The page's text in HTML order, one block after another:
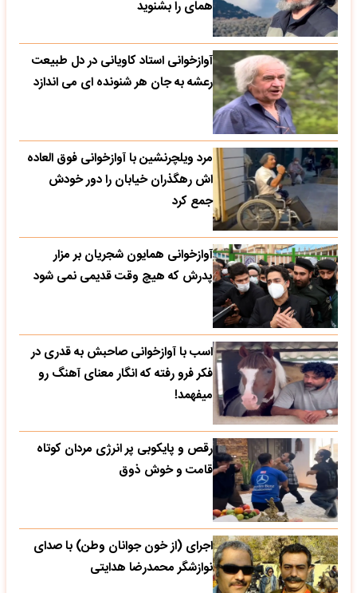
همای را بشنوید
آوازخوانی استاد کاویانی در دل طبیعت
رعشه به جان هر شنونده ای می اندازد
مرد ویلچرنشین با آوازخوانی فوق العاده
اش رهگذران خیابان را دور خودش
جمع کرد
آوازخوانی همایون شجریان بر مزار
پدرش که هیچ وقت قدیمی نمی شود
اسب با آوازخوانی صاحبش به قدری در
فکر فرو رفته که انگار معنای آهنگ رو
میفهمد!
رقص و پایکوبی پر انرژی مردان کوتاه
قامت و خوش ذوق
اجرای (از خون جوانان وطن) با صدای
نوازشگر محمدرضا هدایتی